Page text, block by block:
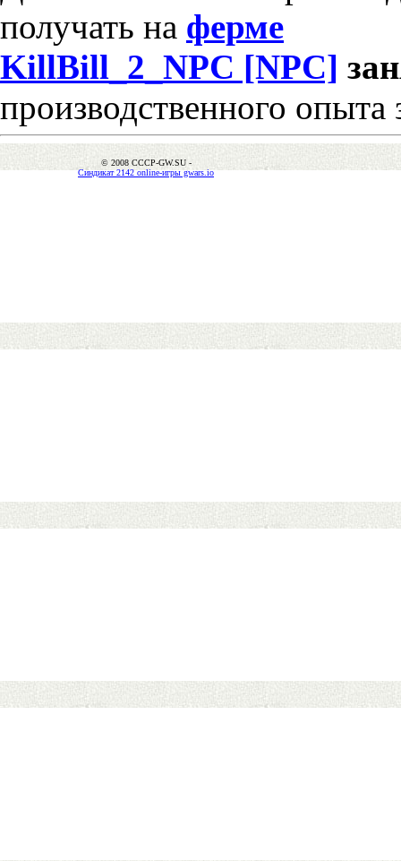
получать на ферме
KillBill_2_NPC [NPC]
производственного опыта
© 2008 CCCP-GW.SU -
Синдикат 2142 online-игры gwars.io